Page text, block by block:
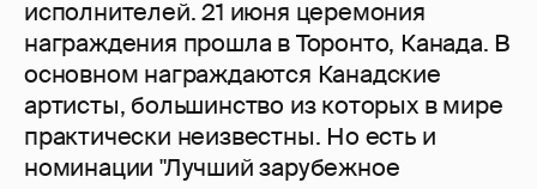
исполнителей. 21 июня церемония
награждения прошла в Торонто, Канада. В
основном награждаются Канадские
артисты, большинство из которых в мире
практически неизвестны. Но есть и
номинации "Лучший зарубежное